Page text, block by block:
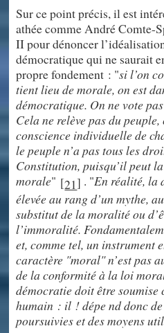
Sur ce point précis, il est
athée comme André Comte-
II pour dénoncer
démocratique qui ne saurait
propre fondement : "si l’on
tient lieu de morale, on est
démocratique. On ne vote
Cela ne relève pas du
conscience individuelle de
le peuple n’a pas tous les
Constitution, puisqu’il peut
morale" [21] . "En réalité, la
élevée au rang d’un mythe,
substitut de la moralité ou
l’immoralité.
et, comme tel, un instrument
caractère "moral" n’est pas
de la conformité à la loi
démocratie doit être
humain : il ! dépe nd donc
poursuivies et des moyens